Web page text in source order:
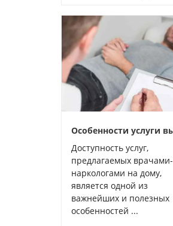
Доступность услуг,
предлагаемых врачами-
наркологами на дому,
является одной из
важнейших и полезных
особенностей ...